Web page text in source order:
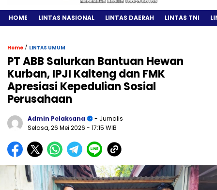
HOME LINTAS NASIONAL LINTAS DAERAH LINTAS TNI
Home / LINTAS UMUM
PT ABB Salurkan Bantuan Hewan
Kurban, IPJI Kalteng dan FMK
Apresiasi Kepedulian Sosial
Perusahaan
Admin Pelaksana
- Jurnalis
Selasa, 26 Mei 2026 - 17:15 WIB